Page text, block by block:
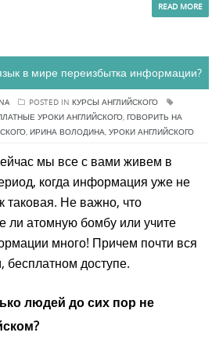
READ MORE
в мире переизбытка информации?
POSTED IN КУРСЫ АНГЛИЙСКОГО
УРОКИ АНГЛИЙСКОГО, ГОВОРИТЬ НА
, ИРИНА ВОЛОДИНА, УРОКИ АНГЛИЙСКОГО
мы все с вами живем в
когда информация уже не
таковая. Не важно, что
ли атомную бомбу или учите
много! Причем почти вся
доступе.
людей до сих пор не